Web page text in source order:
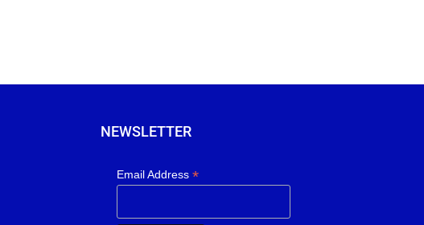
NEWSLETTER
Email Address*